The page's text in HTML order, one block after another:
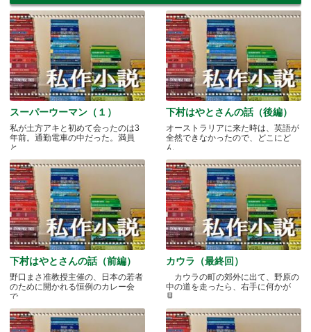
スーパーウーマン（１）
私が土方アキと初めて会ったのは3
年前。通勤電車の中だった。満員
と.....
下村はやとさんの話（後編）
オーストラリアに来た時は、英語が
全然できなかったので、どこにど
ん.....
下村はやとさんの話（前編）
野口まさ准教授主催の、日本の若者
のために開かれる恒例のカレー会
で.....
カウラ（最終回）
カウラの町の郊外に出て、野原の
中の道を走ったら、右手に何かが
見.....